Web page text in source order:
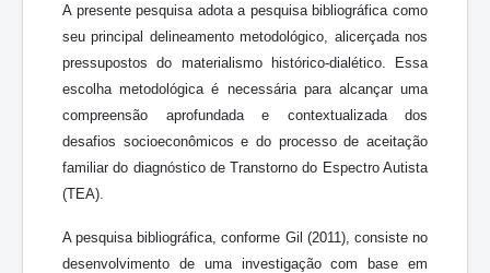
A presente pesquisa adota a pesquisa bibliográfica como
seu principal delineamento metodológico, alicerçada nos
pressupostos do materialismo histórico-dialético. Essa
escolha metodológica é necessária para alcançar uma
compreensão aprofundada e contextualizada dos
desafios socioeconômicos e do processo de aceitação
familiar do diagnóstico de Transtorno do Espectro Autista
(TEA).
A pesquisa bibliográfica, conforme Gil (2011), consiste no
desenvolvimento de uma investigação com base em